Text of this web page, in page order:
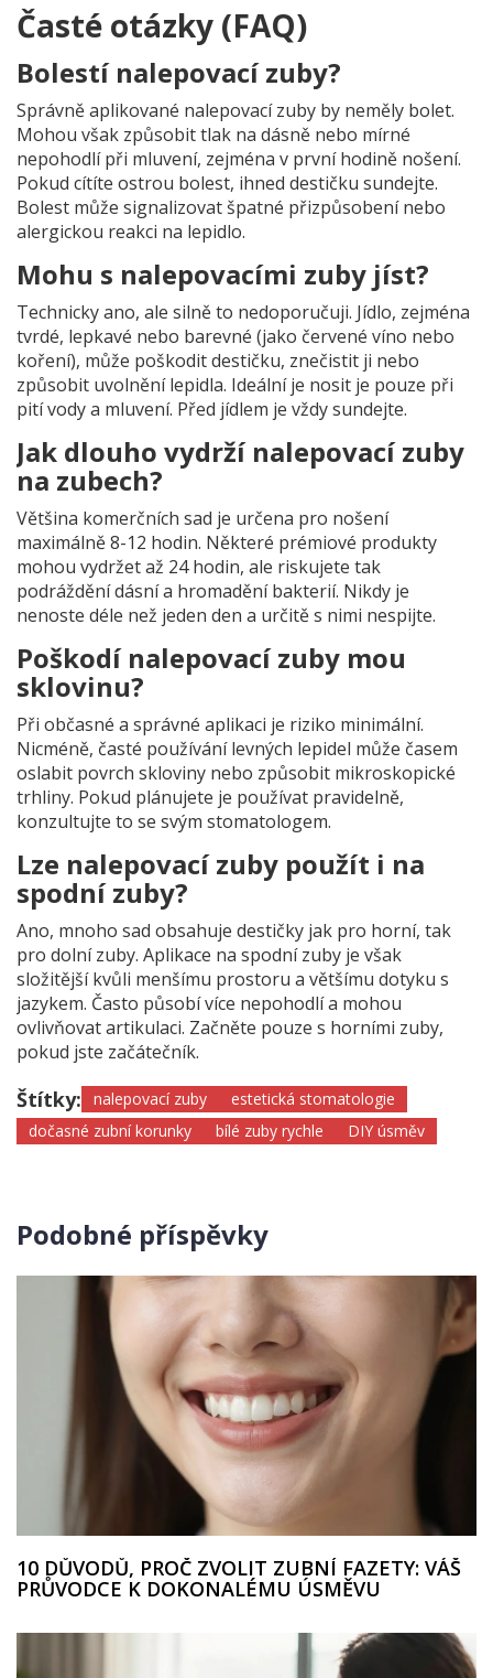
Časté otázky (FAQ)
Bolestí nalepovací zuby?
Správně aplikované nalepovací zuby by neměly bolet.
Mohou však způsobit tlak na dásně nebo mírné
nepohodlí při mluvení, zejména v první hodině nošení.
Pokud cítíte ostrou bolest, ihned destičku sundejte.
Bolest může signalizovat špatné přizpůsobení nebo
alergickou reakci na lepidlo.
Mohu s nalepovacími zuby jíst?
Technicky ano, ale silně to nedoporučuji. Jídlo, zejména
tvrdé, lepkavé nebo barevné (jako červené víno nebo
koření), může poškodit destičku, znečistit ji nebo
způsobit uvolnění lepidla. Ideální je nosit je pouze při
pití vody a mluvení. Před jídlem je vždy sundejte.
Jak dlouho vydrží nalepovací zuby
na zubech?
Většina komerčních sad je určena pro nošení
maximálně 8-12 hodin. Některé prémiové produkty
mohou vydržet až 24 hodin, ale riskujete tak
podráždění dásní a hromadění bakterií. Nikdy je
nenoste déle než jeden den a určitě s nimi nespijte.
Poškodí nalepovací zuby mou
sklovinu?
Při občasné a správné aplikaci je riziko minimální.
Nicméně, časté používání levných lepidel může časem
oslabit povrch skloviny nebo způsobit mikroskopické
trhliny. Pokud plánujete je používat pravidelně,
konzultujte to se svým stomatologem.
Lze nalepovací zuby použít i na
spodní zuby?
Ano, mnoho sad obsahuje destičky jak pro horní, tak
pro dolní zuby. Aplikace na spodní zuby je však
složitější kvůli menšímu prostoru a většímu dotyku s
jazykem. Často působí více nepohodlí a mohou
ovlivňovat artikulaci. Začněte pouze s horními zuby,
pokud jste začátečník.
Štítky: nalepovací zuby
estetická stomatologie
dočasné zubní korunky
bílé zuby rychle DIY úsměv
Podobné příspěvky
10 DŮVODŮ, PROČ ZVOLIT ZUBNÍ FAZETY: VÁŠ
PRŮVODCE K DOKONALÉMU ÚSMĚVU